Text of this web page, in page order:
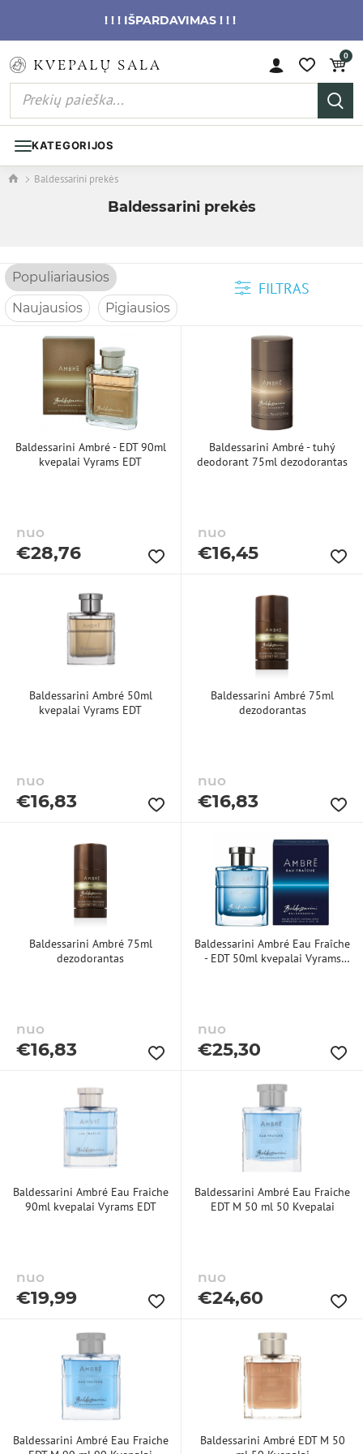
! ! ! IŠPARDAVIMAS ! ! !
0
KATEGORIJOS
Baldessarini prekės
Baldessarini prekės
Populiariausios
Naujausios
Pigiausios
FILTRAS
Baldessarini Ambré - EDT 90ml
kvepalai Vyrams EDT
nuo
€28,76
Baldessarini Ambré - tuhý
deodorant 75ml dezodorantas
nuo
€16,45
Baldessarini Ambré 50ml
kvepalai Vyrams EDT
nuo
€16,83
Baldessarini Ambré 75ml
dezodorantas
nuo
€16,83
Baldessarini Ambré 75ml
dezodorantas
nuo
€16,83
Baldessarini Ambré Eau Fraîche
- EDT 50ml kvepalai Vyrams
nuo
€25,30
Baldessarini Ambré Eau Fraiche
90ml kvepalai Vyrams EDT
nuo
€19,99
Baldessarini Ambré Eau Fraiche
EDT M 50 ml 50 Kvepalai
nuo
€24,60
Baldessarini Ambré Eau Fraiche
Baldessarini Ambré EDT M 50